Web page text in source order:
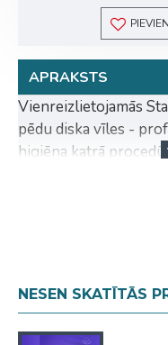
APRAKSTS
Vienreizlietojamās
pēdu diska vīles -
higiēna katrā
gludumu ilgtermiņā.
Priekšrocības:
NESEN SKATĪTĀS